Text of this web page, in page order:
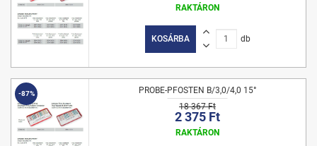
RAKTÁRON
KOSÁRBA db
-87%
PROBE-PFOSTEN B/3,0/4,0 15°
18 367 Ft
2 375 Ft
RAKTÁRON